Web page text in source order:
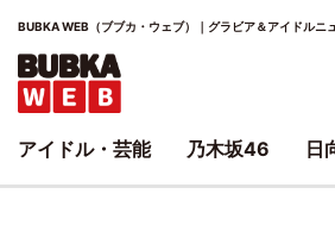
BUBKA WEB（ブブカ・ウェブ）｜グラビア＆アイドルニ
アイドル・芸能 乃木坂46 日